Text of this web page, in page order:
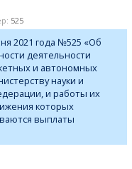
525
2021 года №525 «Об
деятельности
и автономных
науки и
и работы их
которых
выплаты